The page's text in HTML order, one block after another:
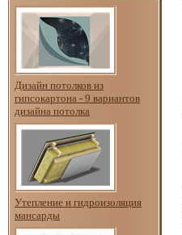
Дизайн потолков из
гипсокартона - 9 вариантов
дизайна потолка
Утепление и гидроизоляция
мансарды